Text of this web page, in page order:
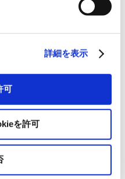
詳細を表示
可
を許可
ノロジーをつなぐ力
」をパーパスとし、
ントカンパニー」の実
じて、全てのステーク
し、世界に誇れる企業
を超えるパートナー
ら常に新しい技術を融